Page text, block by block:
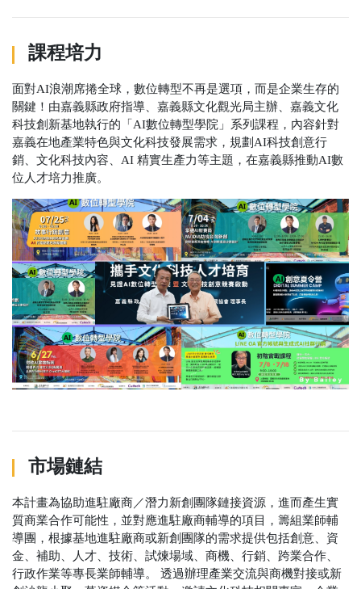
課程培力
面對AI浪潮席捲全球，數位轉型不再是選項，而是企業生存的
關鍵！由嘉義縣政府指導、嘉義縣文化觀光局主辦、嘉義文化
科技創新基地執行的「AI數位轉型學院」系列課程，內容針對
嘉義在地產業特色與文化科技發展需求，規劃AI科技創意行
銷、文化科技內容、AI 精實生產力等主題，在嘉義縣推動AI數
位人才培力推廣。
市場鏈結
本計畫為協助進駐廠商／潛力新創團隊鏈接資源，進而產生實
質商業合作可能性，並對應進駐廠商輔導的項目，籌組業師輔
導團，根據基地進駐廠商或新創團隊的需求提供包括創意、資
金、補助、人才、技術、試煉場域、商機、行銷、跨業合作、
行政作業等專長業師輔導。 透過辦理產業交流與商機對接或新